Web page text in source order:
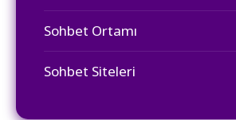
Sohbet Ortamı
Sohbet Siteleri